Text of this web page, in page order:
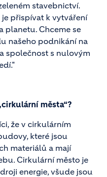
stavebnictví.
je přispívat k vytváření
planetu. Chceme se
našeho podnikání na
společnost s nulovým
města“?
že v cirkulárním
které jsou
materiálů a mají
Cirkulární město je
energie, všude jsou